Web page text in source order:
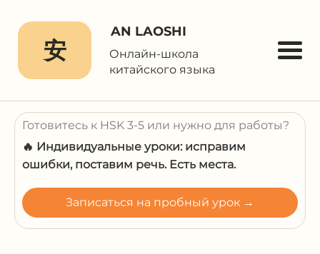
安
AN LAOSHI
Онлайн-школа
китайского языка
Готовитесь к HSK 3-5 или нужно для работы?
🔥 Индивидуальные уроки: исправим
ошибки, поставим речь. Есть места.
Записаться на пробный урок →